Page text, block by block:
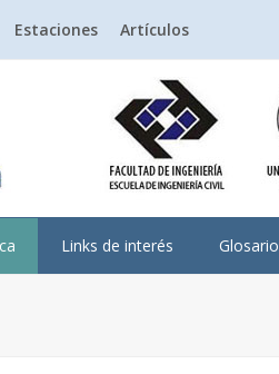
Estaciones Artículos
Links de interés Glosario